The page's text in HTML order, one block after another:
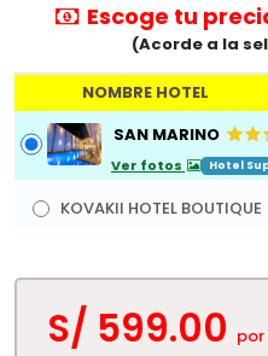
Escoge tu
(Acorde a la
NOMBRE HOTEL
SAN MARINO
Ver fotos Hotel
KOVAKII HOTEL BOUTIQUE
S/ 599.00